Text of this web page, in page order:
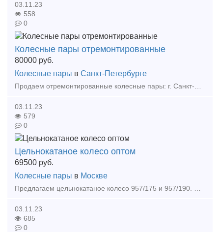
03.11.23
558
0
Колесные пары отремонтированные
80000 руб.
Колесные пары в Санкт-Петербурге
03.11.23
579
0
Цельнокатаное колесо оптом
69500 руб.
Колесные пары в Москве
03.11.23
685
0